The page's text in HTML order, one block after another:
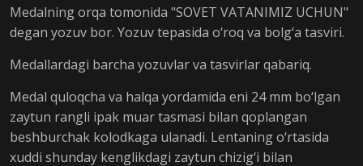
Medalning orqa tomonida "SOVET VATANIMIZ UCHUN"
degan yozuv bor. Yozuv tepasida o‘roq va bolg‘a tasviri.
Medallardagi barcha yozuvlar va tasvirlar qabariq.
Medal quloqcha va halqa yordamida eni 24 mm bo‘lgan
zaytun rangli ipak muar tasmasi bilan qoplangan
beshburchak kolodkaga ulanadi. Lentaning o‘rtasida
xuddi shunday kenglikdagi zaytun chizig‘i bilan